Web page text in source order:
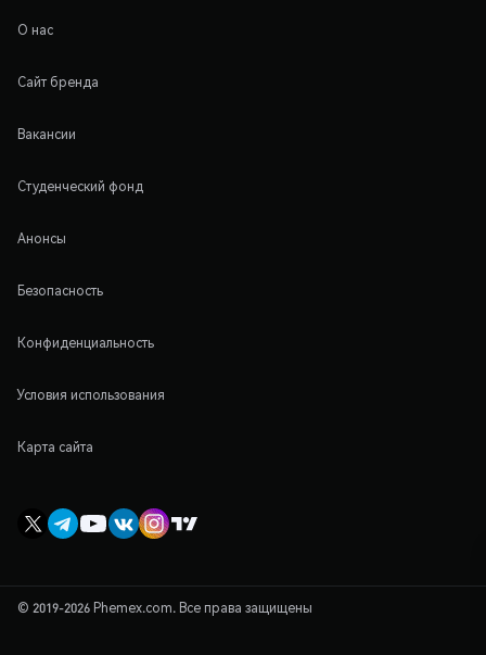
О нас
Сайт бренда
Вакансии
Студенческий фонд
Анонсы
Безопасность
Конфиденциальность
Условия использования
Карта сайта
© 2019-2026 Phemex.com. Все права защищены